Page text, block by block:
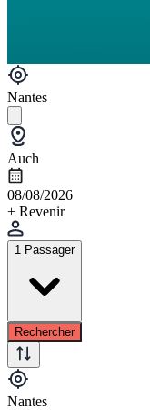
Nantes
Auch
08/08/2026
+ Revenir
1 Passager
Rechercher
Nantes